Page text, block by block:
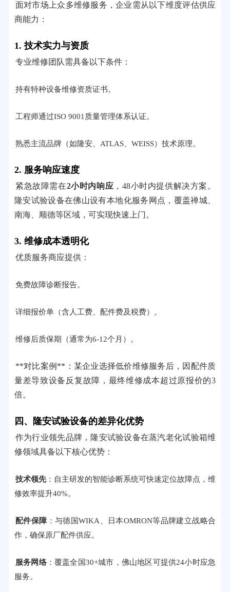
面对市场上众多维修服务，企业需从以下维度评估供应
商能力：
1. 技术实力与资质
专业维修团队需具备以下条件：
持有特种设备维修资质证书。
工程师通过ISO 9001质量管理体系认证。
熟悉主流品牌（如隆安、ATLAS、WEISS）技术原理。
2. 服务响应速度
紧急故障需在2小时内响应 ，48小时内提供解决方案。
隆安试验设备在佛山设有本地化服务网点，覆盖禅城、
南海、顺德等区域，可实现快速上门。
3. 维修成本透明化
优质服务商应提供：
免费故障诊断报告。
详细报价单（含人工费、配件费及税费）。
维修后质保期（通常为6-12个月）。
**对比案例**：某企业选择低价维修服务后，因配件质
量差导致设备反复故障，最终维修成本超过原报价的3
倍。
四、隆安试验设备的差异化优势
作为行业领先品牌，隆安试验设备在蒸汽老化试验箱维
修领域具备以下核心优势：
技术领先：自主研发的智能诊断系统可快速定位故障点，维
修效率提升40%。
配件保障 ：与德国WIKA、日本OMRON等品牌建立战略合
作，确保原厂配件供应。
服务网络：覆盖全国30+城市，佛山地区可提供24小时应急
服务。